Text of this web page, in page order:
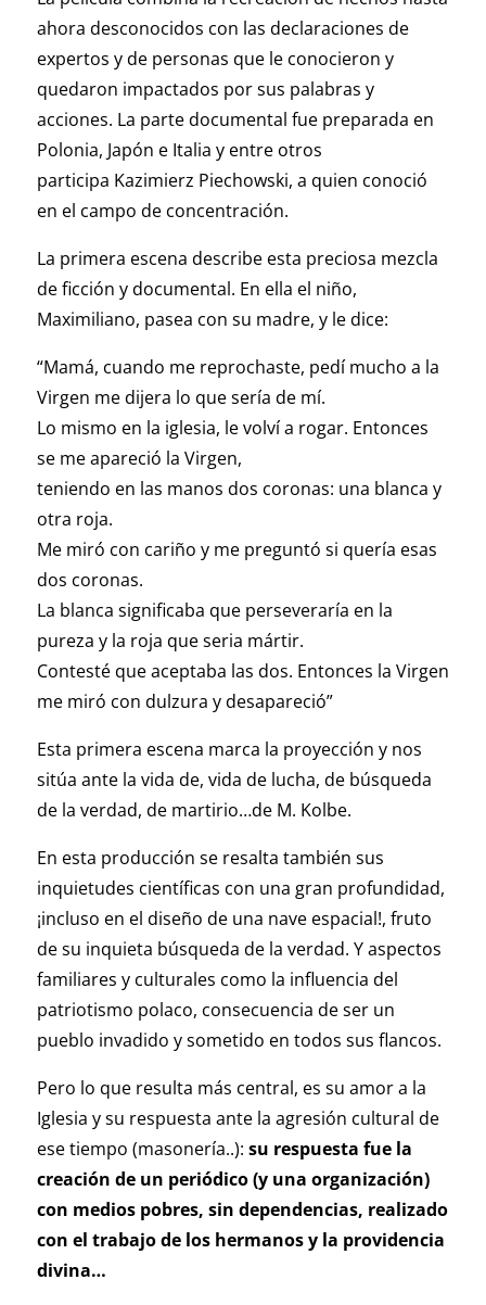
ahora desconocidos con las declaraciones de
expertos y de personas que le conocieron y
quedaron impactados por sus palabras y
acciones. La parte documental fue preparada en
Polonia, Japón e Italia y entre otros
participa Kazimierz Piechowski, a quien conoció
en el campo de concentración.
La primera escena describe esta preciosa mezcla
de ficción y documental. En ella el niño,
Maximiliano, pasea con su madre, y le dice:
“Mamá, cuando me reprochaste, pedí mucho a la
Virgen me dijera lo que sería de mí.
Lo mismo en la iglesia, le volví a rogar. Entonces
se me apareció la Virgen,
teniendo en las manos dos coronas: una blanca y
otra roja.
Me miró con cariño y me preguntó si quería esas
dos coronas.
La blanca significaba que perseveraría en la
pureza y la roja que seria mártir.
Contesté que aceptaba las dos. Entonces la Virgen
me miró con dulzura y desapareció”
Esta primera escena marca la proyección y nos
sitúa ante la vida de, vida de lucha, de búsqueda
de la verdad, de martirio…de M. Kolbe.
En esta producción se resalta también sus
inquietudes científicas con una gran profundidad,
¡incluso en el diseño de una nave espacial!, fruto
de su inquieta búsqueda de la verdad. Y aspectos
familiares y culturales como la influencia del
patriotismo polaco, consecuencia de ser un
pueblo invadido y sometido en todos sus flancos.
Pero lo que resulta más central, es su amor a la
Iglesia y su respuesta ante la agresión cultural de
ese tiempo (masonería..): su respuesta fue la
creación de un periódico (y una organización)
con medios pobres, sin dependencias, realizado
con el trabajo de los hermanos y la providencia
divina…